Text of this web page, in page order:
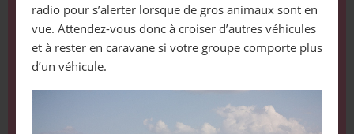
radio pour s’alerter lorsque de gros animaux sont en
vue. Attendez-vous donc à croiser d’autres véhicules
et à rester en caravane si votre groupe comporte plus
d’un véhicule.